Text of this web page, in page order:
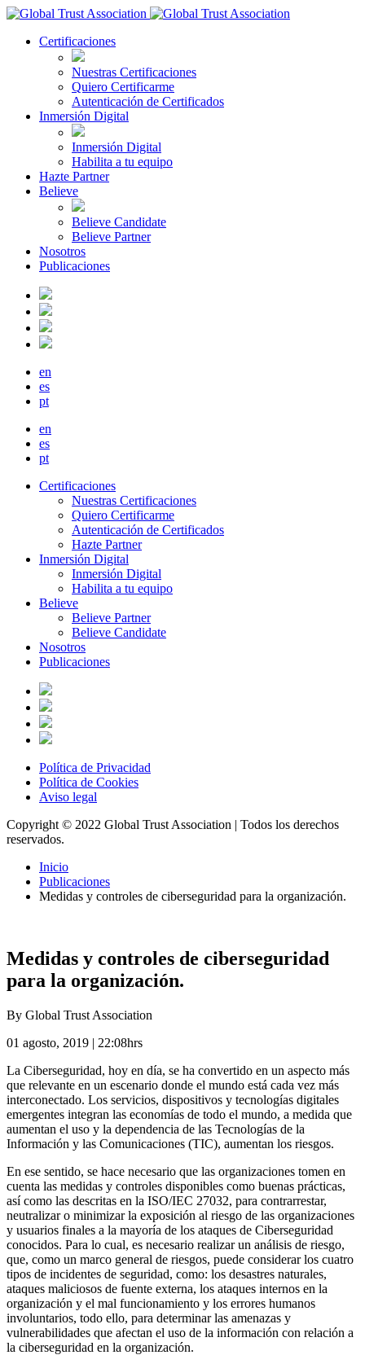
Certificaciones
Nuestras Certificaciones
Quiero Certificarme
Autenticación de Certificados
Inmersión Digital
Inmersión Digital
Habilita a tu equipo
Hazte Partner
Believe
Believe Candidate
Believe Partner
Nosotros
Publicaciones
en
es
pt
en
es
pt
Certificaciones
Nuestras Certificaciones
Quiero Certificarme
Autenticación de Certificados
Hazte Partner
Inmersión Digital
Inmersión Digital
Habilita a tu equipo
Believe
Believe Partner
Believe Candidate
Nosotros
Publicaciones
Política de Privacidad
Política de Cookies
Aviso legal
Copyright © 2022 Global Trust Association | Todos los derechos
reservados.
Inicio
Publicaciones
Medidas y controles de ciberseguridad para la organización.
Medidas y controles de ciberseguridad
para la organización.
By Global Trust Association
01 agosto, 2019 | 22:08hrs
La Ciberseguridad, hoy en día, se ha convertido en un aspecto más
que relevante en un escenario donde el mundo está cada vez más
interconectado. Los servicios, dispositivos y tecnologías digitales
emergentes integran las economías de todo el mundo, a medida que
aumentan el uso y la dependencia de las Tecnologías de la
Información y las Comunicaciones (TIC), aumentan los riesgos.
En ese sentido, se hace necesario que las organizaciones tomen en
cuenta las medidas y controles disponibles como buenas prácticas,
así como las descritas en la ISO/IEC 27032, para contrarrestar,
neutralizar o minimizar la exposición al riesgo de las organizaciones
y usuarios finales a la mayoría de los ataques de Ciberseguridad
conocidos. Para lo cual, es necesario realizar un análisis de riesgo,
que, como un marco general de riesgos, puede considerar los cuatro
tipos de incidentes de seguridad, como: los desastres naturales,
ataques maliciosos de fuente externa, los ataques internos en la
organización y el mal funcionamiento y los errores humanos
involuntarios, todo ello, para determinar las amenazas y
vulnerabilidades que afectan el uso de la información con relación a
la ciberseguridad en la organización.